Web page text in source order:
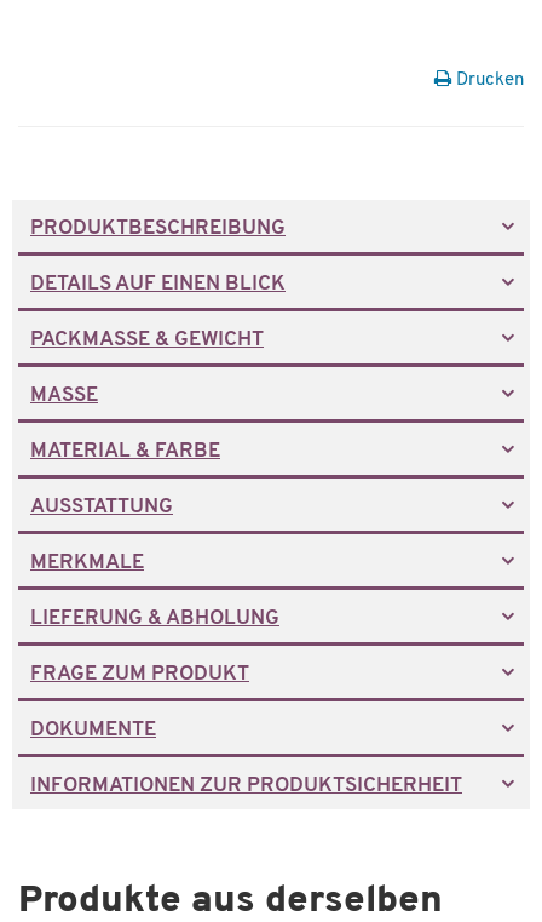
Drucken
PRODUKTBESCHREIBUNG
DETAILS AUF EINEN BLICK
PACKMASSE & GEWICHT
MASSE
MATERIAL & FARBE
AUSSTATTUNG
MERKMALE
LIEFERUNG & ABHOLUNG
FRAGE ZUM PRODUKT
DOKUMENTE
INFORMATIONEN ZUR PRODUKTSICHERHEIT
Produkte aus derselben